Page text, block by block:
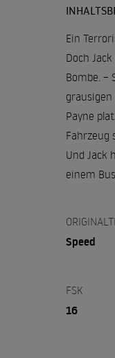
Ein
Doch
Bombe. –
Payne
Fahrzeug
Und Jack
einem
Speed
FSK
16